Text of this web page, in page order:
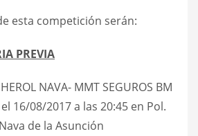
esta competición serán:
PREVIA
NAVA- MMT SEGUROS BM
el 16/08/2017 a las 20:45 en Pol.
de la Asunción